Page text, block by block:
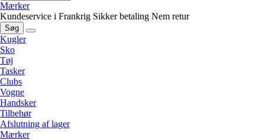
Mærker
Kundeservice i Frankrig Sikker betaling Nem retur
Søg
Kugler
Sko
Tøj
Tasker
Clubs
Vogne
Handsker
Tilbehør
Afslutning af lager
Mærker